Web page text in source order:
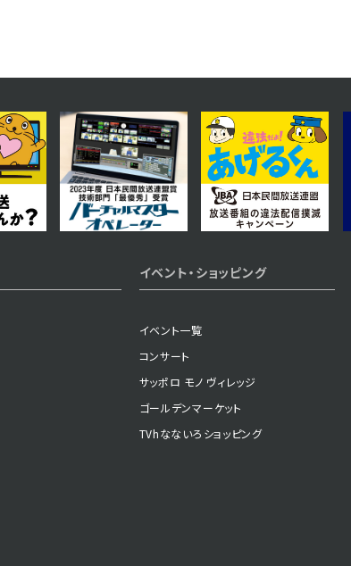
イベント・ショッピング
イベント一覧
コンサート
サッポロ モノ ヴィレッジ
ゴールデンマーケット
TVhなないろショッピング